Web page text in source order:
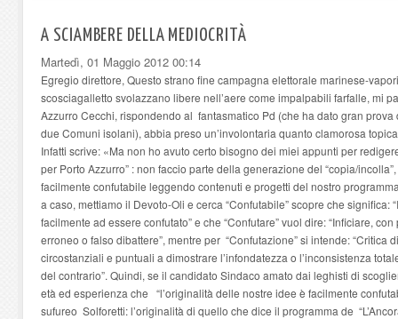
A SCIAMBERE DELLA MEDIOCRITÀ
Martedì, 01 Maggio 2012 00:14
Egregio direttore, Questo strano fine campagna elettorale marinese-
scosciagalletto svolazzano libere nell’aere come impalpabili farfalle, mi
Azzurro Cecchi, rispondendo al fantasmatico Pd (che ha dato gran
due Comuni isolani), abbia preso un’involontaria quanto clamorosa
Infatti scrive: «Ma non ho avuto certo bisogno dei miei appunti per
per Porto Azzurro” : non faccio parte della generazione del “copia/
facilmente confutabile leggendo contenuti e progetti del nostro
a caso, mettiamo il Devoto-Oli e cerca “Confutabile” scopre che significa:
facilmente ad essere confutato” e che “Confutare” vuol dire: “Inficiare,
erroneo o falso dibattere”, mentre per “Confutazione” si intende: “Critica
circostanziali e puntuali a dimostrare l’infondatezza o l’inconsistenza
del contrario”. Quindi, se il candidato Sindaco amato dai leghisti di
età ed esperienza che “l’originalità delle nostre idee è facilmente
sufureo Solforetti: l’originalità di quello che dice il programma de